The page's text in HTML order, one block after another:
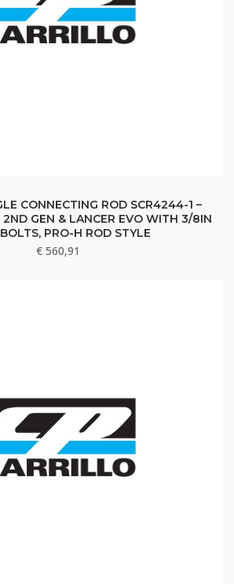
CONNECTING ROD SCR4244-1 –
GEN & LANCER EVO WITH 3/8IN
PRO-H ROD STYLE
€ 560,91